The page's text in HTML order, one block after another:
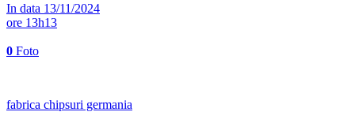
In data 13/11/2024
ore 13h13
0 Foto
fabrica chipsuri germania